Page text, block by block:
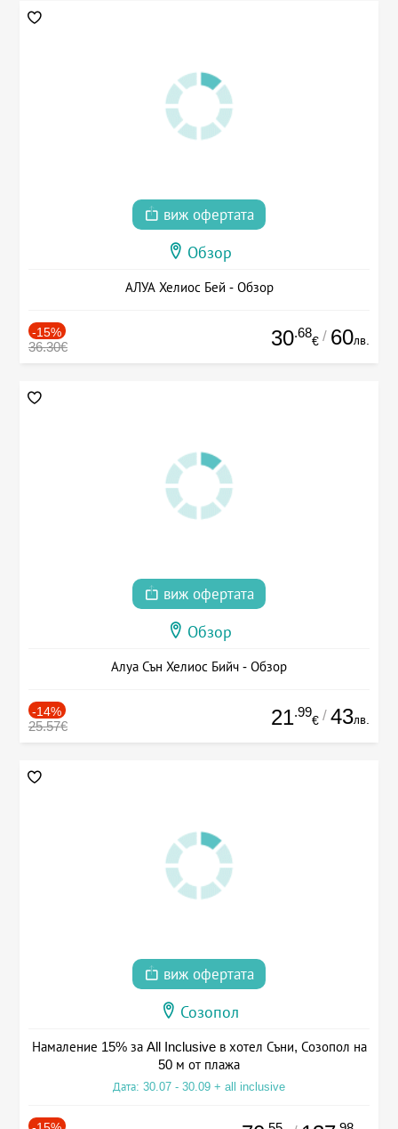
виж офертата
Обзор
АЛУА Хелиос Бей - Обзор
-15%
36.30€ 30.68
€ / 60лв.
виж офертата
Обзор
Алуа Сън Хелиос Бийч - Обзор
-14%
25.57€ 21.99
€ / 43лв.
виж офертата
Созопол
Намаление 15% за All Inclusive в хотел Съни, Созопол на
50 м от плажа
Дата: 30.07 - 30.09 + all inclusive